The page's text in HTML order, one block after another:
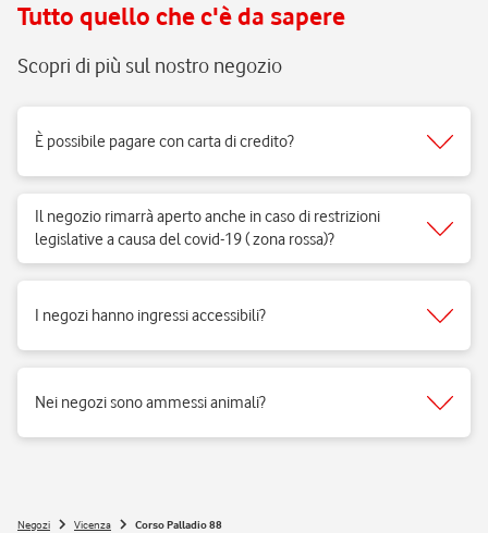
Tutto quello che c'è da sapere
Scopri di più sul nostro negozio
È possibile pagare con carta di credito?
Il negozio rimarrà aperto anche in caso di restrizioni
legislative a causa del covid-19 ( zona rossa)?
I negozi hanno ingressi accessibili?
Nei negozi sono ammessi animali?
Negozi Vicenza Corso Palladio 88